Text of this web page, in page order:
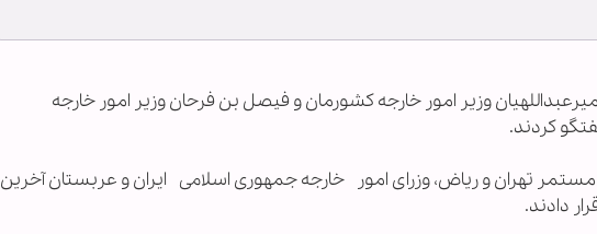
وزیر امور خارجه کشورمان و فيصل بن فرحان وزیر امور خارجه
کردند.
مستمر تهران و ریاض، وزرای امور خارجه جمهوری اسلامی ایران و عربستان آخرین
دادند.